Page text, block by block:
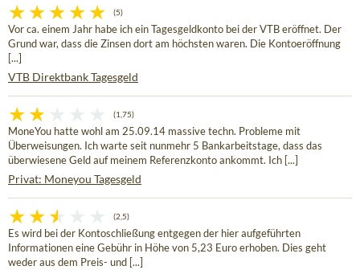
(5)
Vor ca. einem Jahr habe ich ein Tagesgeldkonto bei der VTB eröffnet. Der
Grund war, dass die Zinsen dort am höchsten waren. Die Kontoeröffnung
[...]
VTB Direktbank Tagesgeld
(1,75)
MoneYou hatte wohl am 25.09.14 massive techn. Probleme mit
Überweisungen. Ich warte seit nunmehr 5 Bankarbeitstage, dass das
überwiesene Geld auf meinem Referenzkonto ankommt. Ich [...]
Privat: Moneyou Tagesgeld
(2,5)
Es wird bei der Kontoschließung entgegen der hier aufgeführten
Informationen eine Gebühr in Höhe von 5,23 Euro erhoben. Dies geht
weder aus dem Preis- und [...]